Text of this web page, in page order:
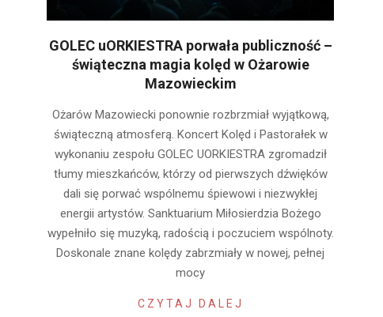
GOLEC uORKIESTRA porwała publiczność –
świąteczna magia kolęd w Ożarowie
Mazowieckim
02-
04
Ożarów Mazowiecki ponownie rozbrzmiał wyjątkową,
świąteczną atmosferą. Koncert Kolęd i Pastorałek w
wykonaniu zespołu GOLEC UORKIESTRA zgromadził
tłumy mieszkańców, którzy od pierwszych dźwięków
dali się porwać wspólnemu śpiewowi i niezwykłej
energii artystów. Sanktuarium Miłosierdzia Bożego
wypełniło się muzyką, radością i poczuciem wspólnoty.
Doskonale znane kolędy zabrzmiały w nowej, pełnej
mocy
CZYTAJ DALEJ